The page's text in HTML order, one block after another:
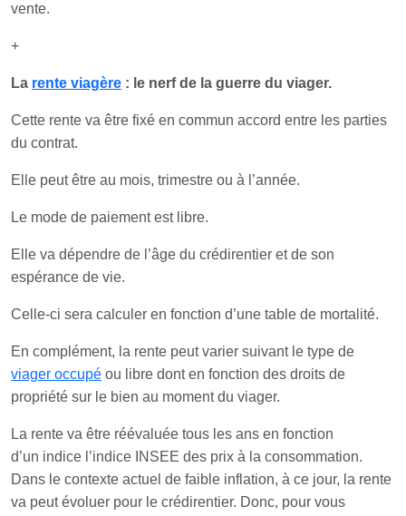
vente.
+
La rente viagère : le nerf de la guerre du viager.
Cette rente va être fixé en commun accord entre les parties
du contrat.
Elle peut être au mois, trimestre ou à l’année.
Le mode de paiement est libre.
Elle va dépendre de l’âge du crédirentier et de son
espérance de vie.
Celle-ci sera calculer en fonction d’une table de mortalité.
En complément, la rente peut varier suivant le type de
viager occupé ou libre dont en fonction des droits de
propriété sur le bien au moment du viager.
La rente va être réévaluée tous les ans en fonction
d’un indice l’indice INSEE des prix à la consommation.
Dans le contexte actuel de faible inflation, à ce jour, la rente
va peut évoluer pour le crédirentier. Donc, pour vous